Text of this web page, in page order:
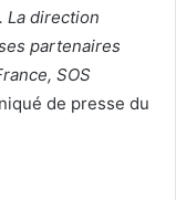
La direction
partenaires
SOS
de presse du